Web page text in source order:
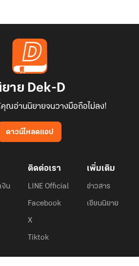
าย Dek-D
ณอ่านนิยายจนวางมือถือไม่ลง!
ดาวน์โหลดแอป
งิน
ติดต่อเรา
LINE Official
Facebook
X
Tiktok
เพิ่มเติม
ข่าวสาร
เขียนนิยาย